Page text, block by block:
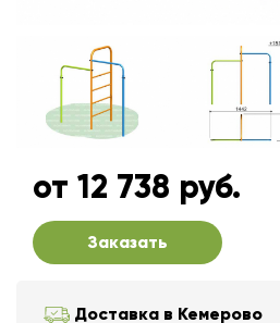
от 12 738 руб.
Заказать
Доставка в Кемерово